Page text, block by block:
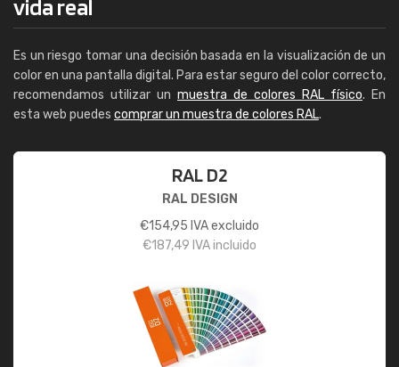
vida real
Es un riesgo tomar una decisión basada en la visualización de un
color en una pantalla digital. Para estar seguro del color correcto,
recomendamos utilizar un muestra de colores RAL físico. En
esta web puedes comprar un muestra de colores RAL.
RAL D2
RAL DESIGN
€154,95 IVA excluido
€187,49 IVA incluido